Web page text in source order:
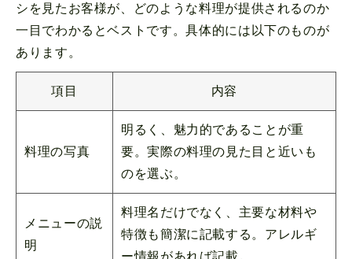
シを見たお客様が、どのような料理が提供されるのか
一目でわかるとベストです。具体的には以下のものが
あります。
項目 内容
料理の写真
明るく、魅力的であることが重
要。実際の料理の見た目と近いも
のを選ぶ。
メニューの説
明
料理名だけでなく、主要な材料や
特徴も簡潔に記載する。アレルギ